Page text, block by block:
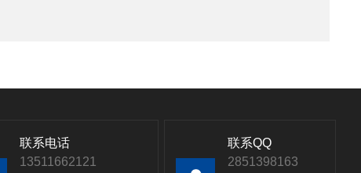
联系电话
13511662121
联系QQ
2851398163